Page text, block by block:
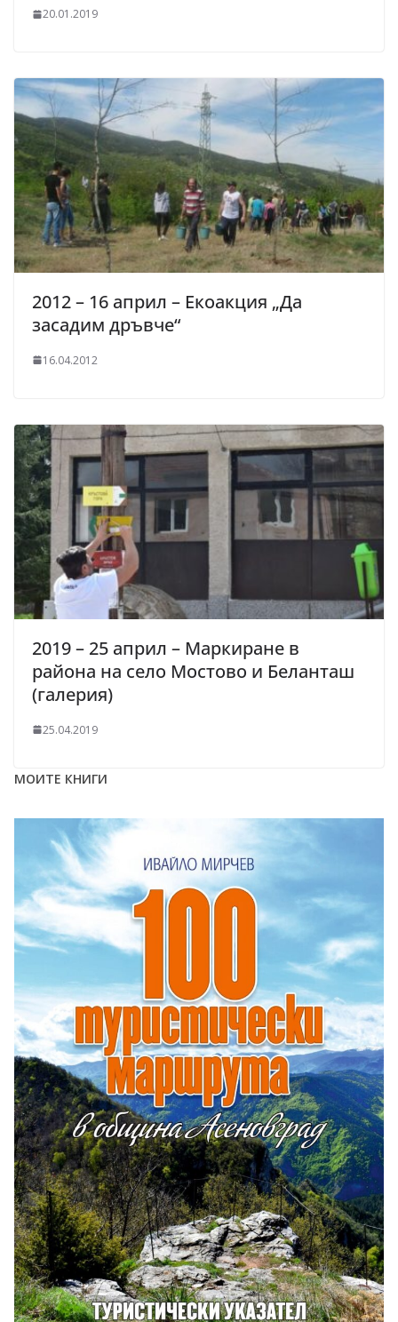
20.01.2019
2012 – 16 април – Екоакция „Да
засадим дръвче“
16.04.2012
2019 – 25 април – Маркиране в
района на село Мостово и Беланташ
(галерия)
25.04.2019
МОИТЕ КНИГИ